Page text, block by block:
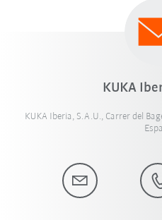
KUKA
KUKA Iberia, S.A.U., Carrer del